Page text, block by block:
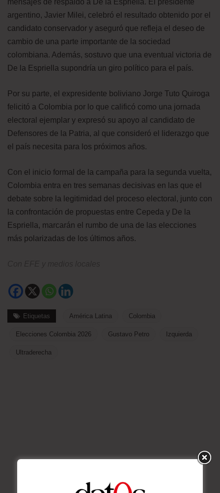
argentino, Javier Milei, celebró el resultado obtenido por el
candidato conservador y aseguró que refleja el deseo de
cambio de una parte importante de la sociedad
colombiana. Además, sostuvo que una eventual victoria de
De la Espriella supondría un giro político para el país.
Por su parte, el expresidente boliviano Jorge Tuto Quiroga
felicitó a Colombia por lo que calificó como una jornada
electoral ejemplar y expresó su apoyo al candidato de
Defensores de la Patria, al que consideró el liderazgo que
el país necesita para los próximos años.
Con el inicio formal de la campaña para la segunda vuelta,
Colombia entra en tres semanas decisivas en las que el
debate sobre la legitimidad del proceso electoral, junto con
la confrontación de propuestas entre Cepeda y De la
Espriella, marcarán el rumbo de una de las elecciones
más polarizadas de los últimos años.
Etiquetas América Latina Colombia
Elecciones Colombia 2026 Gustavo Petro Izquierda
Ultraderecha